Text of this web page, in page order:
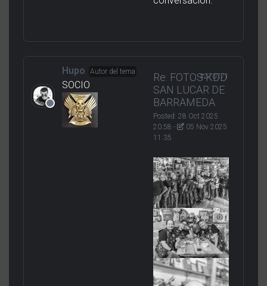
unirse a la
Hupo Autor del tema
SOCIO
Re: FOTOS KDD
SAN LUCAR DE
BARRAMEDA
Posted:
11:35
#270771